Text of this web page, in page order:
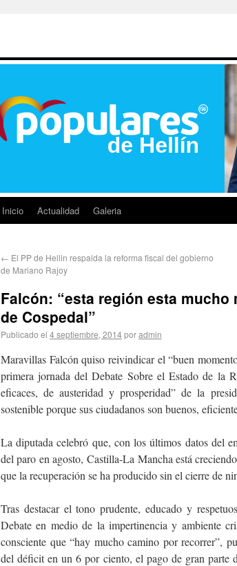
Inicio Actualidad Galeria
← El PP de Hellin respalda la reforma fiscal del gobierno
de Mariano Rajoy
Falcón: “esta región esta
de Cospedal”
Publicado el 4 septiembre, 2014poradmin
Maravillas Falcón quiso reivindicar el “buen
primera jornada del Debate Sobre el Estado de la
eficaces, de austeridad y prosperidad” de la
sostenible porque sus ciudadanos son buenos,
La diputada celebró que, con los últimos datos del
del paro en agosto, Castilla-La Mancha está
que la recuperación se ha producido sin el cierre de
Tras destacar el tono prudente, educado y
Debate en medio de la impertinencia y ambiente
consciente que “hay mucho camino por recorrer”,
del déficit en un 6 por ciento, el pago de gran parte